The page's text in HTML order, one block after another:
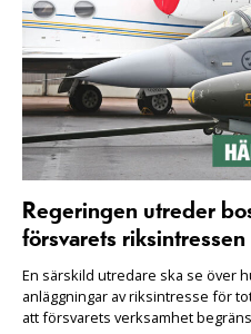
Regeringen utreder
försvarets riksintressen
En särskild utredare ska se över
anläggningar av riksintresse för
att försvarets verksamhet